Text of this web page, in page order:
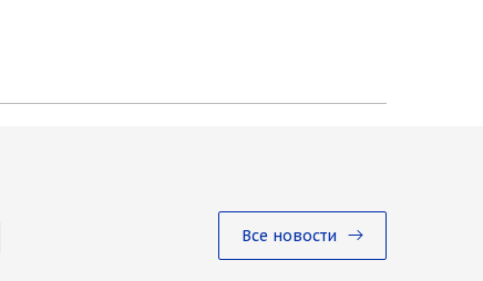
Все новости